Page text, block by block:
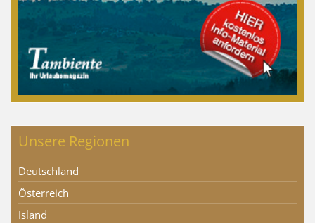
Unsere Regionen
Deutschland
Österreich
Island